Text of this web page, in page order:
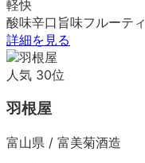
軽快
酸味辛口 旨味フルーティ
詳細を見る
人気 30位
羽根屋
富山県 / 富美菊酒造